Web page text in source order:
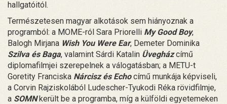
hallgatóitól.
Természetesen magyar alkotások sem hiányoznak a
programból: a MOME-ról Sara Priorelli My Good Boy,
Balogh Mirjana Wish You Were Ear, Demeter Dominika
Szilva és Baga, valamint Sárdi Katalin Üvegház című
diplomafilmjei szerepelnek a válogatásban; a METU-t
Goretity Franciska Nárcisz és Echocímű munkája képviseli,
a Corvin Rajziskolából Ludescher-Tyukodi Réka rövidfilmje,
a SOMN került be a programba, míg a külföldi egyetemeken